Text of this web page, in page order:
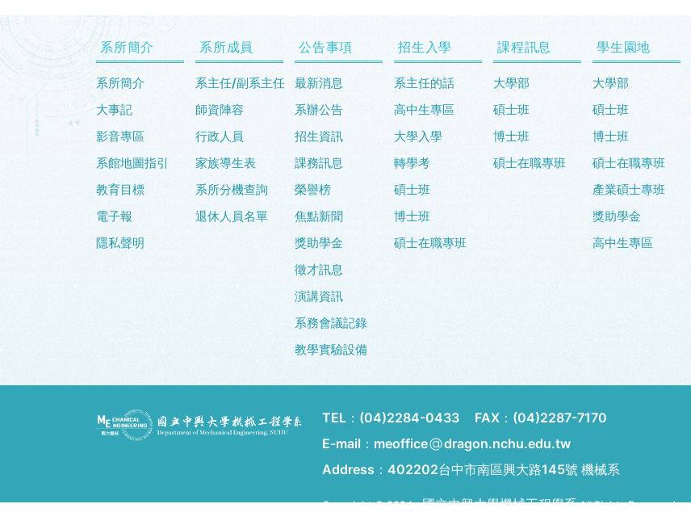
系所簡介
系所簡介
大事記
影音專區
系館地圖指引
教育目標
電子報
隱私聲明
系所成員
系主任/副系主任
師資陣容
行政人員
家族導生表
系所分機查詢
退休人員名單
公告事項
最新消息
系辦公告
招生資訊
課務訊息
榮譽榜
焦點新聞
獎助學金
徵才訊息
演講資訊
系務會議記錄
教學實驗設備
招生入學
系主任的話
高中生專區
大學入學
轉學考
碩士班
博士班
碩士在職專班
課程訊息
大學部
碩士班
博士班
碩士在職專班
學生園地
大學部
碩士班
博士班
碩士在職專班
產業碩士專班
獎助學金
高中生專區
TEL： (04)2284-0433 FAX： (04)2287-7170
E-mail：meoffice
dragon.nchu.edu.tw
Address： 402202台中市南區興大路145號 機械系
Copyright © 2024 -國立中興大學機械工程學系All Rights Reserved.